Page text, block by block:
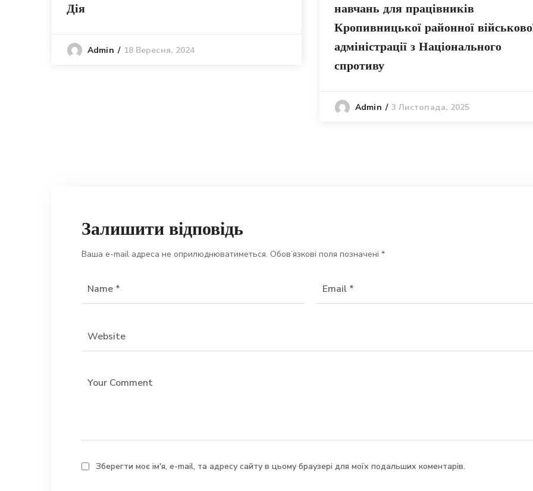
Дія
Admin 18 Вересня, 2024
навчань для працівників
Кропивницької районної
адміністрації з Національного
спротиву
Admin 3 Листопада, 2025
Залишити відповідь
Ваша e-mail адреса не оприлюднюватиметься. Обов’язкові поля позначені *
Зберегти моє ім'я, e-mail, та адресу сайту в цьому браузері для моїх подальших коментарів.